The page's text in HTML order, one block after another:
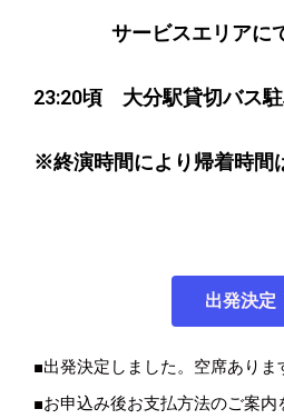
サービスエリアに
23:20頃 大分駅貸切バス
※終演時間により帰着時間
出発決定
■出発決定しました。空席ありま
■お申込み後お支払方法のご案内